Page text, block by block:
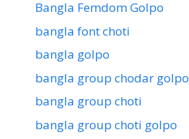
Bangla Femdom Golpo
bangla font choti
bangla golpo
bangla group chodar golpo
bangla group choti
bangla group choti golpo